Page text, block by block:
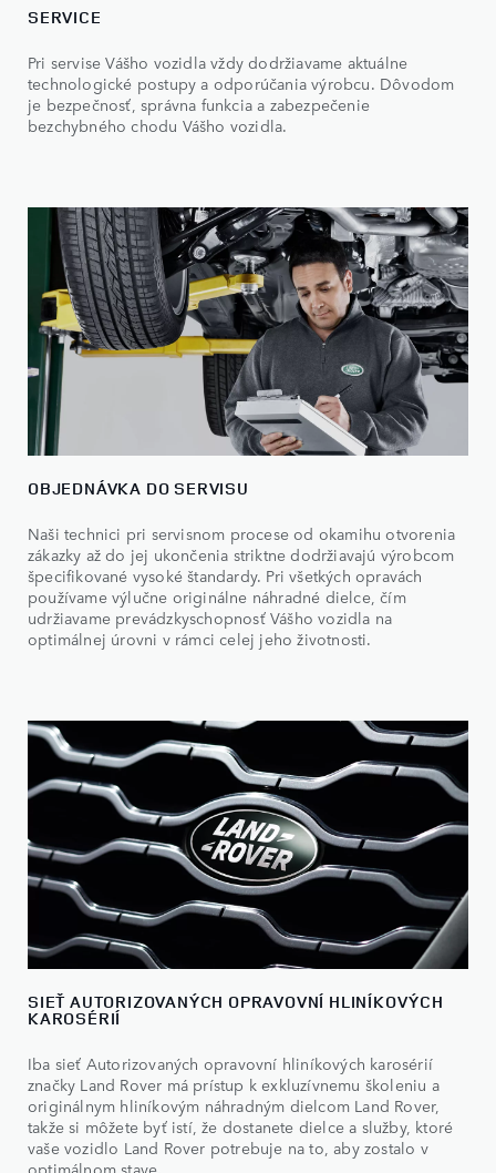
SERVICE
Pri servise Vášho vozidla vždy dodržiavame aktuálne
technologické postupy a odporúčania výrobcu. Dôvodom
je bezpečnosť, správna funkcia a zabezpečenie
bezchybného chodu Vášho vozidla.
OBJEDNÁVKA DO SERVISU
Naši technici pri servisnom procese od okamihu otvorenia
zákazky až do jej ukončenia striktne dodržiavajú výrobcom
špecifikované vysoké štandardy. Pri všetkých opravách
používame výlučne originálne náhradné dielce, čím
udržiavame prevádzkyschopnosť Vášho vozidla na
optimálnej úrovni v rámci celej jeho životnosti.
SIEŤ AUTORIZOVANÝCH OPRAVOVNÍ HLINÍKOVÝCH
KAROSÉRIÍ
Iba sieť Autorizovaných opravovní hliníkových karosérií
značky Land Rover má prístup k exkluzívnemu školeniu a
originálnym hliníkovým náhradným dielcom Land Rover,
takže si môžete byť istí, že dostanete dielce a služby, ktoré
vaše vozidlo Land Rover potrebuje na to, aby zostalo v